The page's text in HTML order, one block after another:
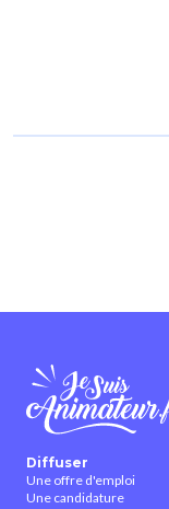
Diffuser
Une offre d'emploi
Une candidature